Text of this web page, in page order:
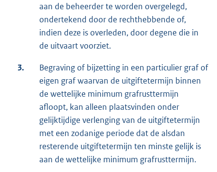
aan de beheerder te worden overgelegd,
ondertekend door de rechthebbende of,
indien deze is overleden, door degene die in
de uitvaart voorziet.
3.
Begraving of bijzetting in een particulier graf of
eigen graf waarvan de uitgiftetermijn binnen
de wettelijke minimum grafrusttermijn
afloopt, kan alleen plaatsvinden onder
gelijktijdige verlenging van de uitgiftetermijn
met een zodanige periode dat de alsdan
resterende uitgiftetermijn ten minste gelijk is
aan de wettelijke minimum grafrusttermijn.